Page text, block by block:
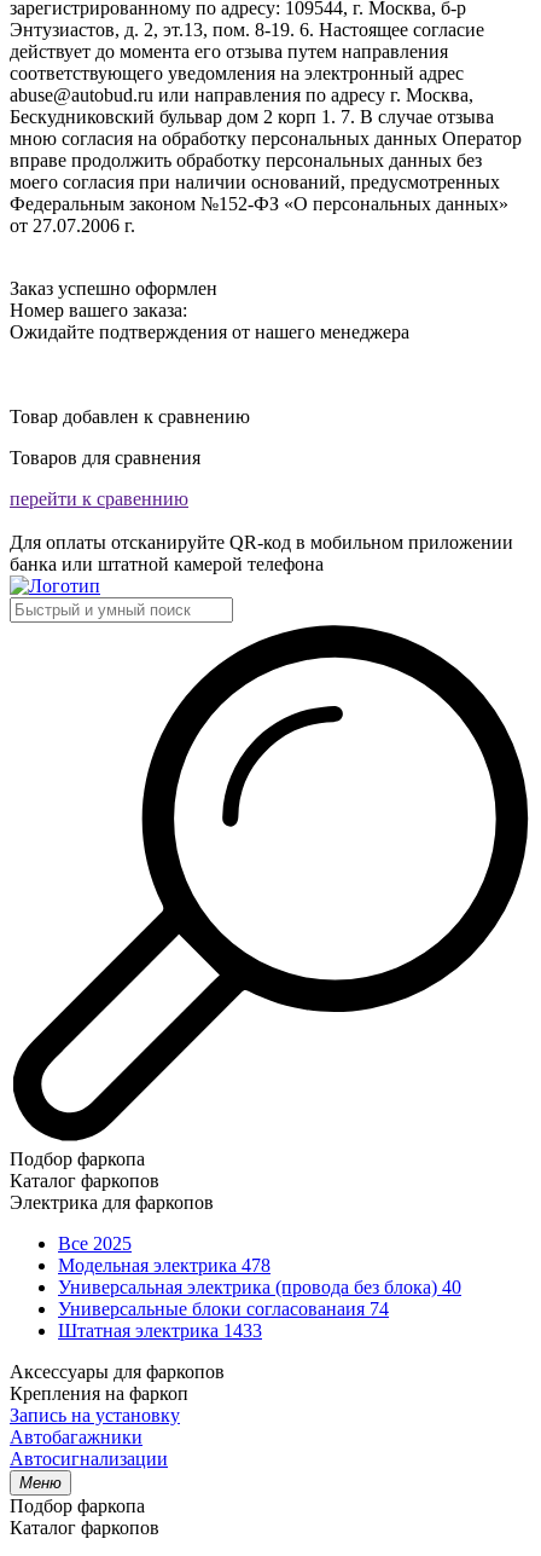
зарегистрированному по адресу: 109544, г. Москва, б-р
Энтузиастов, д. 2, эт.13, пом. 8-19. 6. Настоящее согласие
действует до момента его отзыва путем направления
соответствующего уведомления на электронный адрес
abuse@autobud.ru или направления по адресу г. Москва,
Бескудниковский бульвар дом 2 корп 1. 7. В случае отзыва
мною согласия на обработку персональных данных Оператор
вправе продолжить обработку персональных данных без
моего согласия при наличии оснований, предусмотренных
Федеральным законом №152-ФЗ «О персональных данных»
от 27.07.2006 г.
Заказ успешно оформлен
Номер вашего заказа:
Ожидайте подтверждения от нашего менеджера
Товар добавлен к сравнению
Товаров для сравнения
перейти к сравеннию
Для оплаты отсканируйте QR-код в мобильном приложении
банка или штатной камерой телефона
Подбор фаркопа
Каталог фаркопов
Электрика для фаркопов
Все 2025
Модельная электрика 478
Универсальная электрика (провода без блока) 40
Универсальные блоки согласованаия 74
Штатная электрика 1433
Аксессуары для фаркопов
Крепления на фаркоп
Запись на установку
Автобагажники
Автосигнализации
Меню
Подбор фаркопа
Каталог фаркопов